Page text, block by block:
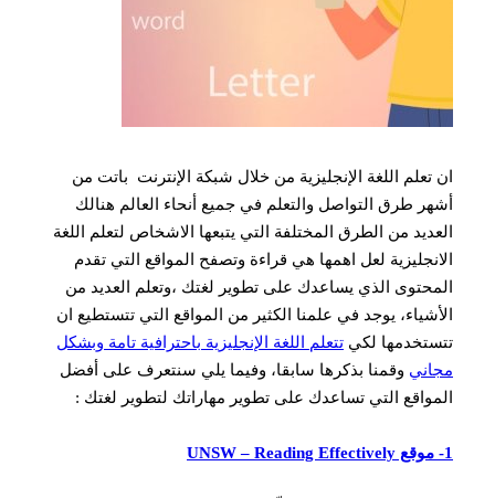
ان تعلم اللغة الإنجليزية من خلال شبكة الإنترنت باتت من
أشهر طرق التواصل والتعلم في جميع أنحاء العالم هنالك
العديد من الطرق المختلفة التي يتبعها الاشخاص لتعلم اللغة
الانجليزية لعل اهمها هي قراءة وتصفح المواقع التي تقدم
المحتوى الذي يساعدك على تطوير لغتك ،وتعلم العديد من
الأشياء، يوجد في علمنا الكثير من المواقع التي تتستطيع ان
تتستخدمها لكي تتعلم اللغة الإنجليزية باحترافية تامة وبشكل
مجاني وقمنا بذكرها سابقا، وفيما يلي سنتعرف على أفضل
المواقع التي تساعدك على تطوير مهاراتك لتطوير لغتك :
1- موقع UNSW – Reading Effectively